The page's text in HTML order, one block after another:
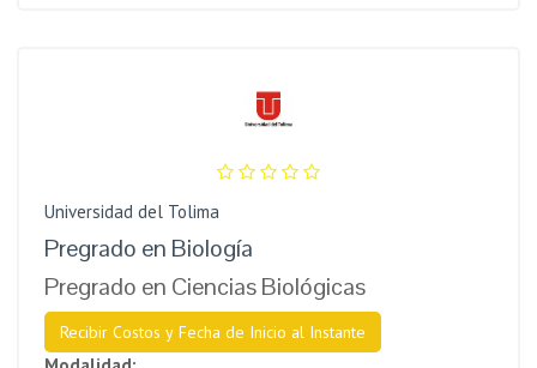
Universidad del Tolima
Pregrado en Biología
Pregrado en Ciencias Biológicas
Recibir Costos y Fecha de Inicio al Instante